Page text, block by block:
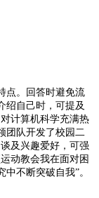
。回答时避免流
绍自己时，可提及
计算机科学充满热
团队开发了校园二
及兴趣爱好，可强
动教会我在面对困
不断突破自我”。